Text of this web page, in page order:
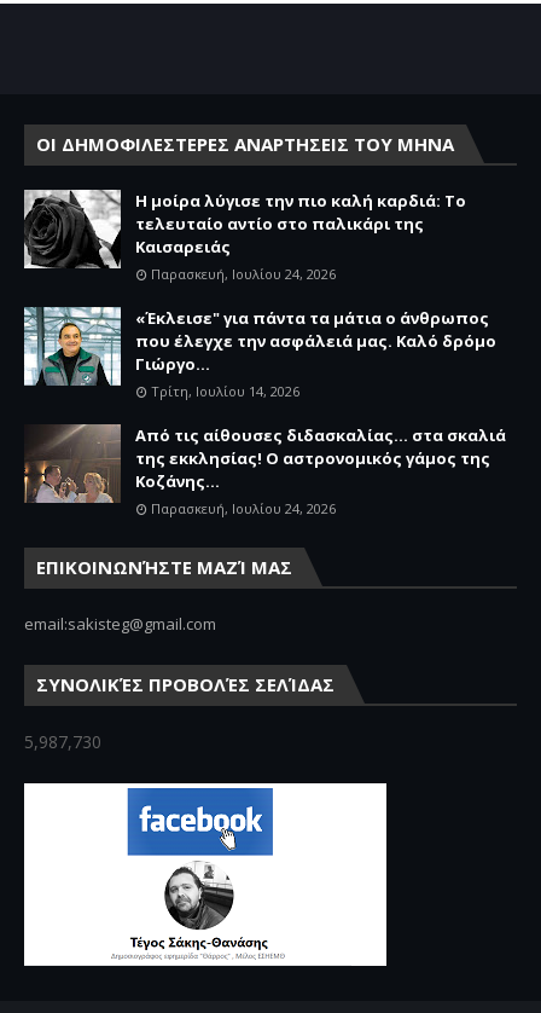
ΟΙ ΔΗΜΟΦΙΛΕΣΤΕΡΕΣ ΑΝΑΡΤΗΣΕΙΣ ΤΟΥ ΜΗΝΑ
Η μοίρα λύγισε την πιο καλή καρδιά: Το
τελευταίο αντίο στο παλικάρι της
Καισαρειάς
Παρασκευή, Ιουλίου 24, 2026
«Έκλεισε" για πάντα τα μάτια ο άνθρωπος
που έλεγχε την ασφάλειά μας. Καλό δρόμο
Γιώργο...
Τρίτη, Ιουλίου 14, 2026
Από τις αίθουσες διδασκαλίας… στα σκαλιά
της εκκλησίας! Ο αστρονομικός γάμος της
Κοζάνης...
Παρασκευή, Ιουλίου 24, 2026
ΕΠΙΚΟΙΝΩΝΉΣΤΕ ΜΑΖΊ ΜΑΣ
email:sakisteg@gmail.com
ΣΥΝΟΛΙΚΈΣ ΠΡΟΒΟΛΈΣ ΣΕΛΊΔΑΣ
5,987,730